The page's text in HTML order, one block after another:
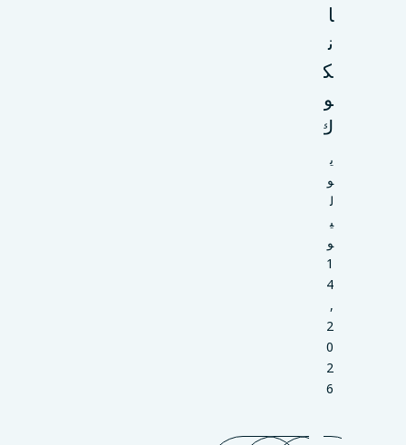
ا
ن
ك
و
ك
ي
و
ل
ي
و
1
4
,
2
0
2
6